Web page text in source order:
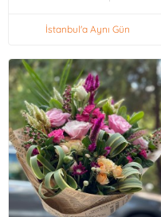
İstanbul'a Aynı Gün